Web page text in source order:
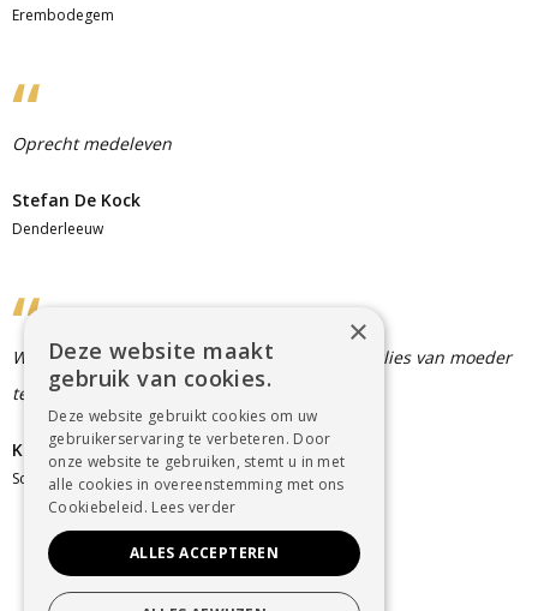
Erembodegem
Oprecht medeleven
Stefan De Kock
Denderleeuw
Wens de ganse familie veel sterkte om het verlies van moeder
te plaatsen, in gedachte bij jullie
Katleen Van Acoleyen
Schoonaarde
×
Deze website maakt
gebruik van cookies.
Deze website gebruikt cookies om uw
gebruikerservaring te verbeteren. Door
onze website te gebruiken, stemt u in met
alle cookies in overeenstemming met ons
Cookiebeleid. Lees verder
ALLES ACCEPTEREN